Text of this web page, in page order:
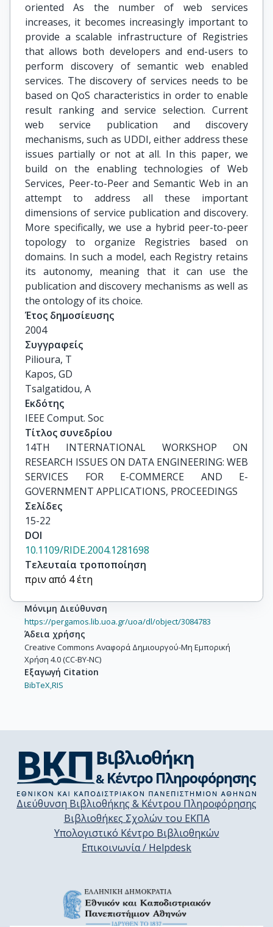
oriented As the number of web services
increases, it becomes increasingly important to
provide a scalable infrastructure of Registries
that allows both developers and end-users to
perform discovery of semantic web enabled
services. The discovery of services needs to be
based on QoS characteristics in order to enable
result ranking and service selection. Current
web service publication and discovery
mechanisms, such as UDDI, either address these
issues partially or not at all. In this paper, we
build on the enabling technologies of Web
Services, Peer-to-Peer and Semantic Web in an
attempt to address all these important
dimensions of service publication and discovery.
More specifically, we use a hybrid peer-to-peer
topology to organize Registries based on
domains. In such a model, each Registry retains
its autonomy, meaning that it can use the
publication and discovery mechanisms as well as
the ontology of its choice.
Έτος δημοσίευσης
2004
Συγγραφείς
Pilioura, T
Kapos, GD
Tsalgatidou, A
Εκδότης
IEEE Comput. Soc
Τίτλος συνεδρίου
14TH INTERNATIONAL WORKSHOP ON
RESEARCH ISSUES ON DATA ENGINEERING: WEB
SERVICES FOR E-COMMERCE AND E-
GOVERNMENT APPLICATIONS, PROCEEDINGS
Σελίδες
15-22
DOI
10.1109/RIDE.2004.1281698
Τελευταία τροποποίηση
πριν από 4 έτη
Μόνιμη Διεύθυνση
https://pergamos.lib.uoa.gr/uoa/dl/object/3084783
Άδεια χρήσης
Creative Commons Αναφορά Δημιουργού-Μη Εμπορική
Χρήση 4.0 (CC-BY-NC)
Εξαγωγή Citation
BibTeX,RIS
Διεύθυνση Βιβλιοθήκης & Κέντρου Πληροφόρησης
Βιβλιοθήκες Σχολών του ΕΚΠΑ
Υπολογιστικό Κέντρο Βιβλιοθηκών
Επικοινωνία / Helpdesk